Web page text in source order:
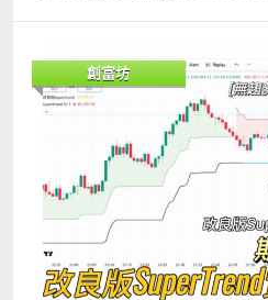
法。 原本的LSMA，線性回歸的
「股價變化」，而多重因子則可
度、ATR、RSI變化等等，但加
果更差，因為有些因子對股價
某個類型的因子權重會過大。
影響較大，有時候又可能受成
最主要會影響股價的因素有可能
Net Regression來改良這個指
訴你「這段時間這個因子沒用
將計算變得更複雜，而是自動懂
簡化。
創富坊